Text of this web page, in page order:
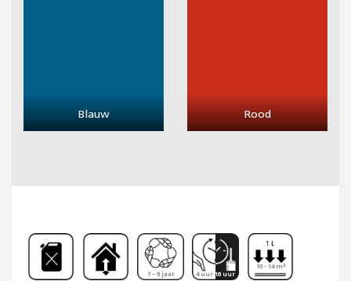
Blauw Rood
7 – 9 jaar 4 uur 16 uur
10 - 14 m²